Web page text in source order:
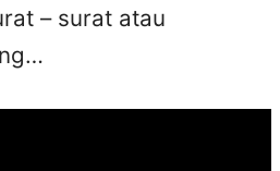
– surat atau